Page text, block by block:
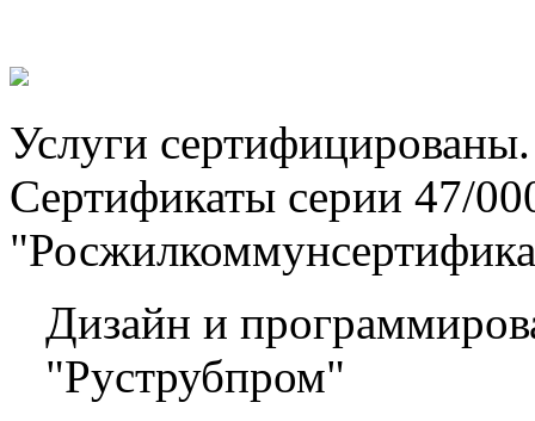
Услуги сертифицированы.
Сертификаты серии 47/
Дизайн и
"Руструбпром"